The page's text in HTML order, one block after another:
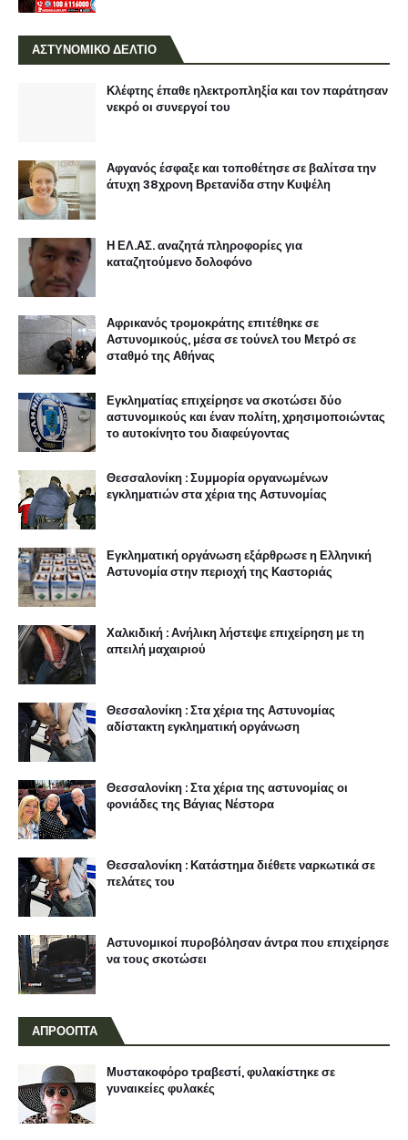
ΑΣΤΥΝΟΜΙΚΟ ΔΕΛΤΙΟ
Κλέφτης έπαθε ηλεκτροπληξία και τον παράτησαν
νεκρό οι συνεργοί του
Αφγανός έσφαξε και τοποθέτησε σε βαλίτσα την
άτυχη 38χρονη Βρετανίδα στην Κυψέλη
Η ΕΛ.ΑΣ. αναζητά πληροφορίες για
καταζητούμενο δολοφόνο
Αφρικανός τρομοκράτης επιτέθηκε σε
Αστυνομικούς, μέσα σε τούνελ του Μετρό σε
σταθμό της Αθήνας
Εγκληματίας επιχείρησε να σκοτώσει δύο
αστυνομικούς και έναν πολίτη, χρησιμοποιώντας
το αυτοκίνητο του διαφεύγοντας
Θεσσαλονίκη : Συμμορία οργανωμένων
εγκληματιών στα χέρια της Αστυνομίας
Εγκληματική οργάνωση εξάρθρωσε η Ελληνική
Αστυνομία στην περιοχή της Καστοριάς
Χαλκιδική : Ανήλικη λήστεψε επιχείρηση με τη
απειλή μαχαιριού
Θεσσαλονίκη : Στα χέρια της Αστυνομίας
αδίστακτη εγκληματική οργάνωση
Θεσσαλονίκη : Στα χέρια της αστυνομίας οι
φονιάδες της Βάγιας Νέστορα
Θεσσαλονίκη : Κατάστημα διέθετε ναρκωτικά σε
πελάτες του
Αστυνομικοί πυροβόλησαν άντρα που επιχείρησε
να τους σκοτώσει
ΑΠΡΟΟΠΤΑ
Μυστακοφόρο τραβεστί, φυλακίστηκε σε
γυναικείες φυλακές